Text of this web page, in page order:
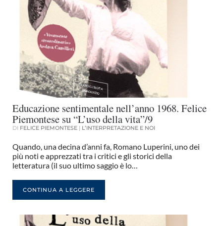
Educazione sentimentale nell’anno 1968. Felice
Piemontese su “L’uso della vita”/9
DI FELICE PIEMONTESE | L’INTERPRETAZIONE E NOI
Quando, una decina d’anni fa, Romano Luperini, uno dei
più noti e apprezzati tra i critici e gli storici della
letteratura (il suo ultimo saggio è lo…
CONTINUA A LEGGERE